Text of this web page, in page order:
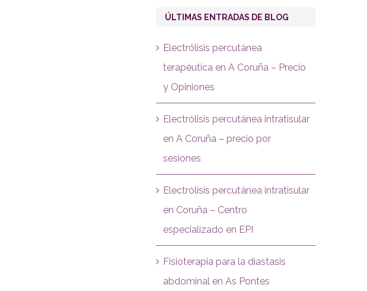
ÚLTIMAS ENTRADAS DE BLOG
Electrólisis percutánea
terapéutica en A Coruña – Precio
y Opiniones
Electrólisis percutánea intratisular
en A Coruña – precio por
sesiones
Electrólisis percutánea intratisular
en Coruña – Centro
especializado en EPI
Fisioterapia para la diastasis
abdominal en As Pontes